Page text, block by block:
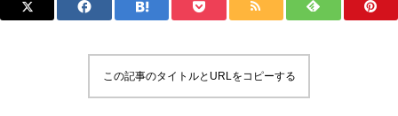
この記事のタイトルとURLをコピーする